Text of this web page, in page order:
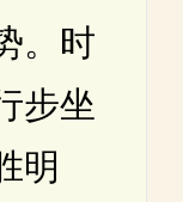
。时
步坐
明